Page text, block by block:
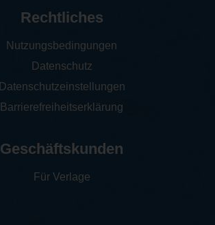
Rechtliches
Nutzungsbedingungen
Datenschutz
Datenschutzeinstellungen
Barrierefreiheitserklärung
Geschäftskunden
Für Verlage